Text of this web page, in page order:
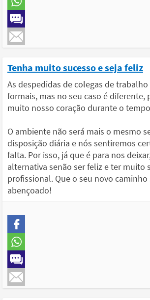
Tenha muito sucesso e seja feliz
As despedidas de colegas de
formais, mas no seu caso é diferente,
muito nosso coração durante o
O ambiente não será mais o mesmo
disposição diária e nós sentiremos
falta. Por isso, já que é para nos
alternativa senão ser feliz e ter muito
profissional. Que o seu novo
abençoado!